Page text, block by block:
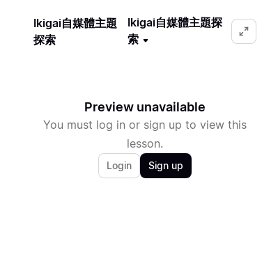
Ikigai自媒體主題
探索
Ikigai自媒體主題探
索
Preview unavailable
You must log in or sign up to view this
lesson.
Login Sign up